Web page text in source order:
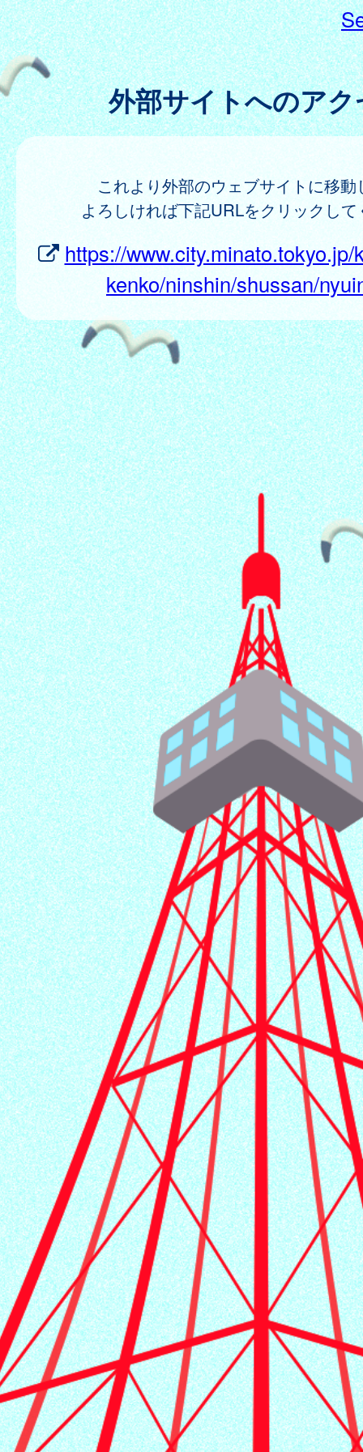
外部サイトへのア
これより外部のウェブサイトに移動
よろしければ下記URLをクリックし
https://www.city.minato.tokyo.jp/
kenko/ninshin/shussan/